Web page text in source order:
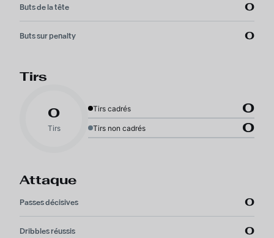
Buts de la tête 0
Buts sur penalty 0
Tirs
0
Tirs
Tirs cadrés 0
Tirs non cadrés 0
Attaque
Passes décisives 0
Dribbles réussis 0